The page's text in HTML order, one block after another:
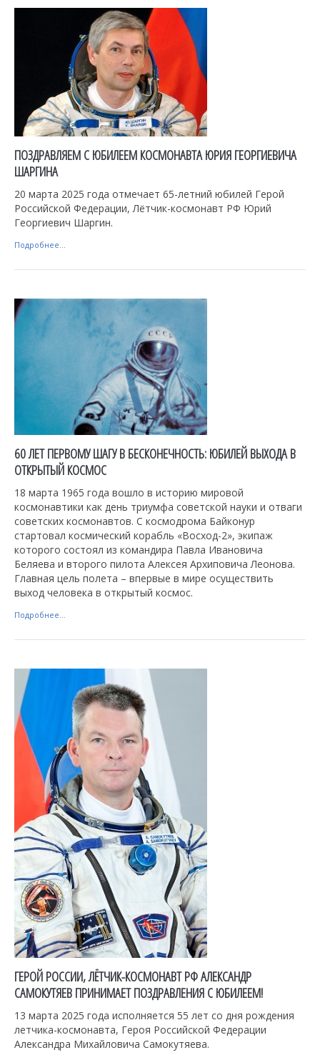
ПОЗДРАВЛЯЕМ С ЮБИЛЕЕМ КОСМОНАВТА ЮРИЯ ГЕОРГИЕВИЧА
ШАРГИНА
20 марта 2025 года отмечает 65-летний юбилей Герой
Российской Федерации, Лётчик-космонавт РФ Юрий
Георгиевич Шаргин.
Подробнее...
60 ЛЕТ ПЕРВОМУ ШАГУ В БЕСКОНЕЧНОСТЬ: ЮБИЛЕЙ ВЫХОДА В
ОТКРЫТЫЙ КОСМОС
18 марта 1965 года вошло в историю мировой
космонавтики как день триумфа советской науки и отваги
советских космонавтов. С космодрома Байконур
стартовал космический корабль «Восход-2», экипаж
которого состоял из командира Павла Ивановича
Беляева и второго пилота Алексея Архиповича Леонова.
Главная цель полета – впервые в мире осуществить
выход человека в открытый космос.
Подробнее...
ГЕРОЙ РОССИИ, ЛЁТЧИК-КОСМОНАВТ РФ АЛЕКСАНДР
САМОКУТЯЕВ ПРИНИМАЕТ ПОЗДРАВЛЕНИЯ С ЮБИЛЕЕМ!
13 марта 2025 года исполняется 55 лет со дня рождения
летчика-космонавта, Героя Российской Федерации
Александра Михайловича Самокутяева.